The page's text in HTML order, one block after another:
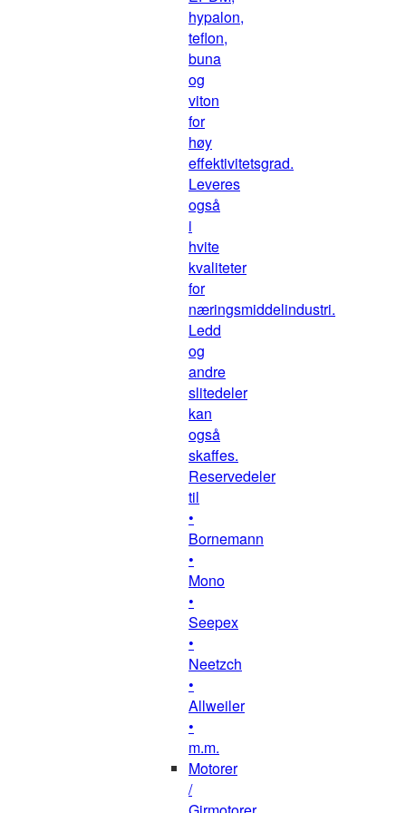
hypalon,
teflon,
buna
og
viton
for
høy
effektivitetsgrad.
Leveres
også
i
hvite
kvaliteter
for
næringsmiddelindustri.
Ledd
og
andre
slitedeler
kan
også
skaffes.
Reservedeler
til
•
Bornemann
•
Mono
•
Seepex
•
Neetzch
•
Allweiler
•
m.m.
Motorer
/